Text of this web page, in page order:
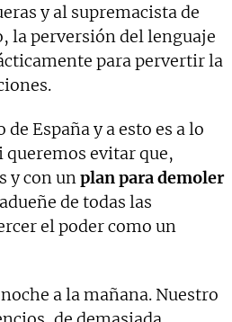
y al supremacista de
la perversión del lenguaje
para pervertir la
España y a esto es a lo
queremos evitar que,
y con unplan para demoler
de todas las
el poder como un
a la mañana. Nuestro